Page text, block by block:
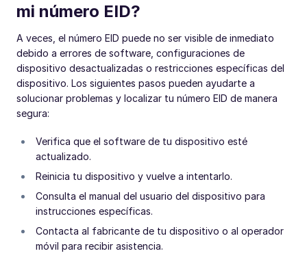
mi número EID?
A veces, el número EID puede no ser visible de inmediato
debido a errores de software, configuraciones de
dispositivo desactualizadas o restricciones específicas del
dispositivo. Los siguientes pasos pueden ayudarte a
solucionar problemas y localizar tu número EID de manera
segura:
Verifica que el software de tu dispositivo esté
actualizado.
Reinicia tu dispositivo y vuelve a intentarlo.
Consulta el manual del usuario del dispositivo para
instrucciones específicas.
Contacta al fabricante de tu dispositivo o al operador
móvil para recibir asistencia.